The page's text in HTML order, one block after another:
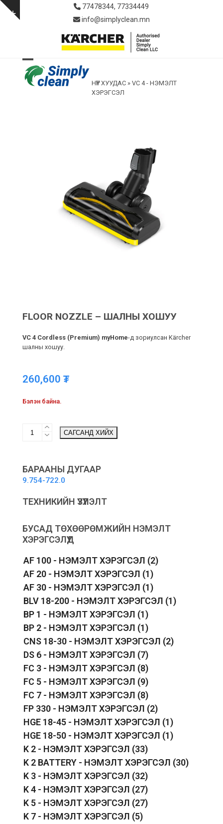
Skip
Show
77478344, 77334449
info@simplyclean.mn
Open
mobile
Close
mobile
НҮҮР ХУУДАС» VC 4 - НЭМЭЛТ
ХЭРЭГСЭЛ
FLOOR NOZZLE – ШАЛНЫ ХОШУУ
VC 4 Cordless (Premium) myHome-д зориулсан Kärcher
шалны хошуу.
260,600 ₮
Бэлэн байна.
nozzle
хошуу
САГСАНД ХИЙХ
БАРААНЫ ДУГААР
9.754-722.0
ТЕХНИКИЙН ҮЗҮҮЛЭЛТ
БУСАД ТӨХӨӨРӨМЖИЙН НЭМЭЛТ
ХЭРЭГСЭЛҮҮД
AF 100 - НЭМЭЛТ ХЭРЭГСЭЛ (2)
AF 20 - НЭМЭЛТ ХЭРЭГСЭЛ (1)
AF 30 - НЭМЭЛТ ХЭРЭГСЭЛ (1)
BLV 18-200 - НЭМЭЛТ ХЭРЭГСЭЛ (1)
BP 1 - НЭМЭЛТ ХЭРЭГСЭЛ (1)
BP 2 - НЭМЭЛТ ХЭРЭГСЭЛ (1)
CNS 18-30 - НЭМЭЛТ ХЭРЭГСЭЛ (2)
DS 6 - НЭМЭЛТ ХЭРЭГСЭЛ (7)
FC 3 - НЭМЭЛТ ХЭРЭГСЭЛ (8)
FC 5 - НЭМЭЛТ ХЭРЭГСЭЛ (9)
FC 7 - НЭМЭЛТ ХЭРЭГСЭЛ (8)
FP 330 - НЭМЭЛТ ХЭРЭГСЭЛ (2)
HGE 18-45 - НЭМЭЛТ ХЭРЭГСЭЛ (1)
HGE 18-50 - НЭМЭЛТ ХЭРЭГСЭЛ (1)
K 2 - НЭМЭЛТ ХЭРЭГСЭЛ (33)
K 2 BATTERY - НЭМЭЛТ ХЭРЭГСЭЛ (30)
K 3 - НЭМЭЛТ ХЭРЭГСЭЛ (32)
K 4 - НЭМЭЛТ ХЭРЭГСЭЛ (27)
K 5 - НЭМЭЛТ ХЭРЭГСЭЛ (27)
K 7 - НЭМЭЛТ ХЭРЭГСЭЛ (5)